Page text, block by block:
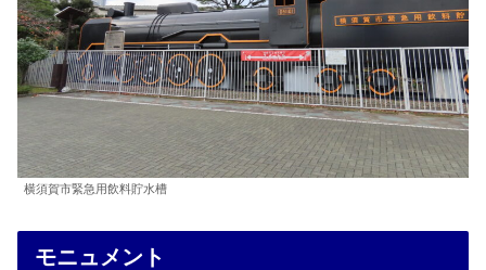
横須賀市緊急用飲料貯水槽
モニュメント